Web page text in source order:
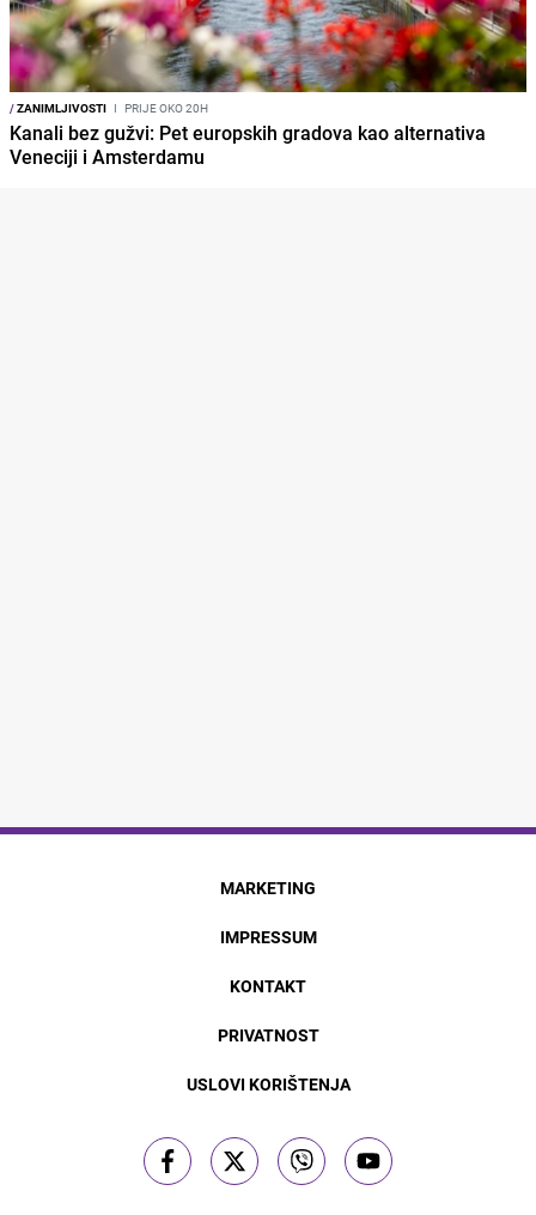
/ZANIMLJIVOSTI I PRIJE OKO 20H
Kanali bez gužvi: Pet europskih gradova kao alternativa
Veneciji i Amsterdamu
MARKETING
IMPRESSUM
KONTAKT
PRIVATNOST
USLOVI KORIŠTENJA